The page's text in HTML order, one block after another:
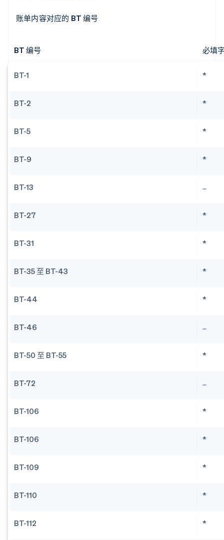
账单内容对应的 BT 编号
BT 编号 必填
BT-1 *
BT-2 *
BT-5 *
BT-9 *
BT-13
BT-27 *
BT-31 *
BT-35 至 BT-43 *
BT-44 *
BT-46
BT-50 至 BT-55 *
BT-72
BT-106 *
BT-106 *
BT-109 *
BT-110 *
BT-112 *